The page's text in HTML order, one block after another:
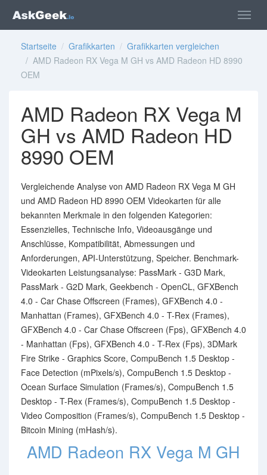
Startseite / Grafikkarten / Grafikkarten vergleichen
/ AMD Radeon RX Vega M GH vs AMD Radeon HD 8990
OEM
AMD Radeon RX Vega M
GH vs AMD Radeon HD
8990 OEM
Vergleichende Analyse von AMD Radeon RX Vega M GH
und AMD Radeon HD 8990 OEM Videokarten für alle
bekannten Merkmale in den folgenden Kategorien:
Essenzielles, Technische Info, Videoausgänge und
Anschlüsse, Kompatibilität, Abmessungen und
Anforderungen, API-Unterstützung, Speicher. Benchmark-
Videokarten Leistungsanalyse: PassMark - G3D Mark,
PassMark - G2D Mark, Geekbench - OpenCL, GFXBench
4.0 - Car Chase Offscreen (Frames), GFXBench 4.0 -
Manhattan (Frames), GFXBench 4.0 - T-Rex (Frames),
GFXBench 4.0 - Car Chase Offscreen (Fps), GFXBench 4.0
- Manhattan (Fps), GFXBench 4.0 - T-Rex (Fps), 3DMark
Fire Strike - Graphics Score, CompuBench 1.5 Desktop -
Face Detection (mPixels/s), CompuBench 1.5 Desktop -
Ocean Surface Simulation (Frames/s), CompuBench 1.5
Desktop - T-Rex (Frames/s), CompuBench 1.5 Desktop -
Video Composition (Frames/s), CompuBench 1.5 Desktop -
Bitcoin Mining (mHash/s).
AMD Radeon RX Vega M GH